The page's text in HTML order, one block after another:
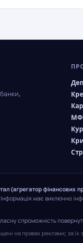
(агрегатор фінансових
Інформація має виключно
спроможність
на правах реклами; за їх